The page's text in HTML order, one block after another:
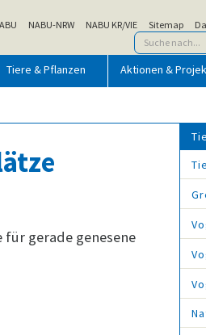
NABU-NRW NABU KR/VIE Sitemap
Tiere & Pflanzen Aktionen &
gerade genesene